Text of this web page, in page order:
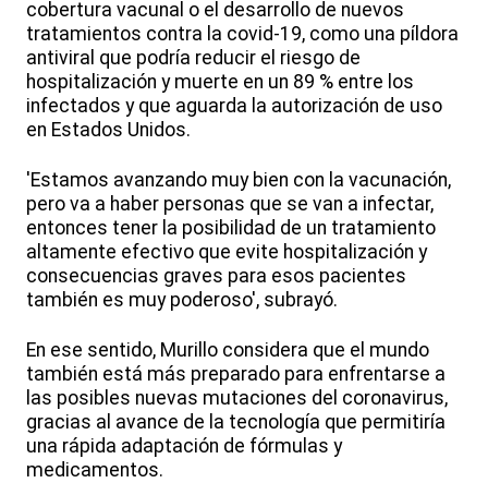
cobertura vacunal o el desarrollo de nuevos
tratamientos contra la covid-19, como una píldora
antiviral que podría reducir el riesgo de
hospitalización y muerte en un 89 % entre los
infectados y que aguarda la autorización de uso
en Estados Unidos.
'Estamos avanzando muy bien con la vacunación,
pero va a haber personas que se van a infectar,
entonces tener la posibilidad de un tratamiento
altamente efectivo que evite hospitalización y
consecuencias graves para esos pacientes
también es muy poderoso', subrayó.
En ese sentido, Murillo considera que el mundo
también está más preparado para enfrentarse a
las posibles nuevas mutaciones del coronavirus,
gracias al avance de la tecnología que permitiría
una rápida adaptación de fórmulas y
medicamentos.